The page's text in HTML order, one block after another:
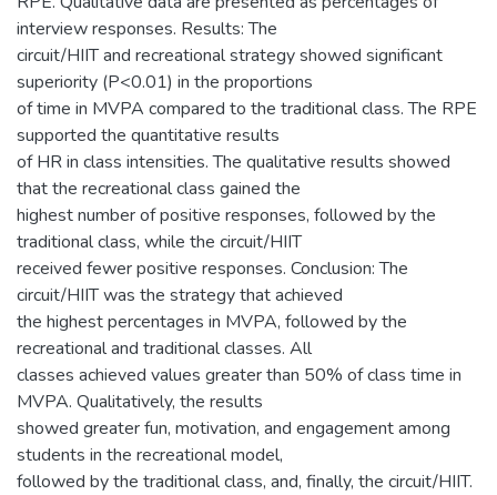
interview responses. Results: The
circuit/HIIT and recreational strategy showed significant
superiority (P<0.01) in the proportions
of time in MVPA compared to the traditional class. The RPE
supported the quantitative results
of HR in class intensities. The qualitative results showed
that the recreational class gained the
highest number of positive responses, followed by the
traditional class, while the circuit/HIIT
received fewer positive responses. Conclusion: The
circuit/HIIT was the strategy that achieved
the highest percentages in MVPA, followed by the
recreational and traditional classes. All
classes achieved values greater than 50% of class time in
MVPA. Qualitatively, the results
showed greater fun, motivation, and engagement among
students in the recreational model,
followed by the traditional class, and, finally, the circuit/HIIT.